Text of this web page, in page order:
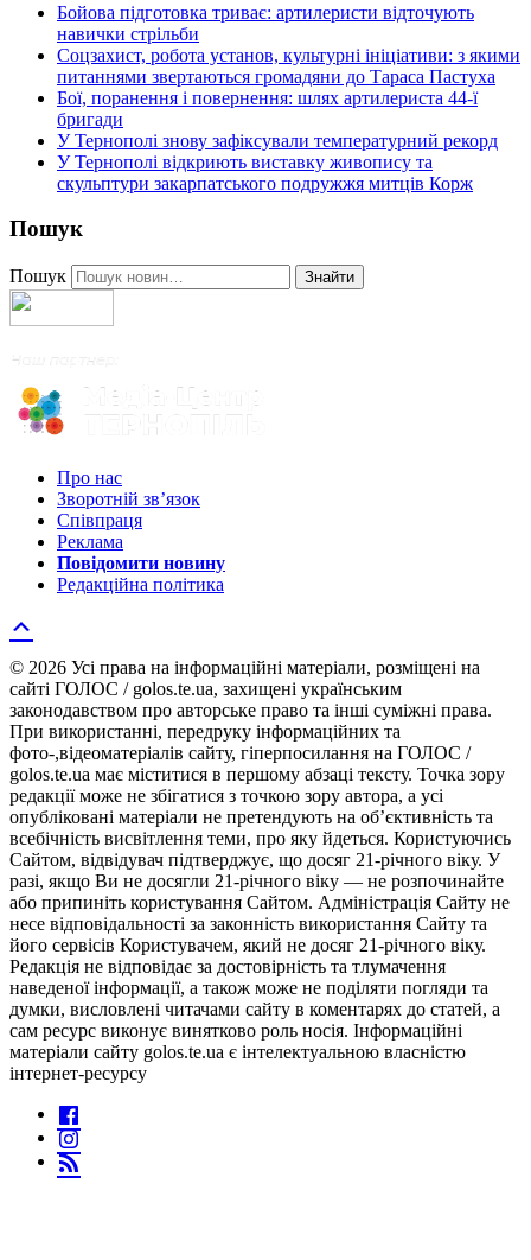
Бойова підготовка триває: артилеристи відточують
навички стрільби
Соцзахист, робота установ, культурні ініціативи: з якими
питаннями звертаються громадяни до Тараса Пастуха
Бої, поранення і повернення: шлях артилериста 44-ї
бригади
У Тернополі знову зафіксували температурний рекорд
У Тернополі відкриють виставку живопису та
скульптури закарпатського подружжя митців Корж
Пошук
Пошук Знайти
Про нас
Зворотній зв’язок
Співпраця
Реклама
Повідомити новину
Редакційна політика
© 2026 Усі права на інформаційні матеріали, розміщені на
сайті ГОЛОС / golos.te.ua, захищені українським
законодавством про авторське право та інші суміжні права.
При використанні, передруку інформаційних та
фото-,відеоматеріалів сайту, гіперпосилання на ГОЛОС /
golos.te.ua має міститися в першому абзаці тексту. Точка зору
редакції може не збігатися з точкою зору автора, а усі
опубліковані матеріали не претендують на об’єктивність та
всебічність висвітлення теми, про яку йдеться. Користуючись
Сайтом, відвідувач підтверджує, що досяг 21-річного віку. У
разі, якщо Ви не досягли 21-річного віку — не розпочинайте
або припиніть користування Сайтом. Адміністрація Сайту не
несе відповідальності за законність використання Сайту та
його сервісів Користувачем, який не досяг 21-річного віку.
Редакція не відповідає за достовірність та тлумачення
наведеної інформації, а також може не поділяти погляди та
думки, висловлені читачами сайту в коментарях до статей, а
сам ресурс виконує винятково роль носія. Інформаційні
матеріали сайту golos.te.ua є інтелектуальною власністю
інтернет-ресурсу